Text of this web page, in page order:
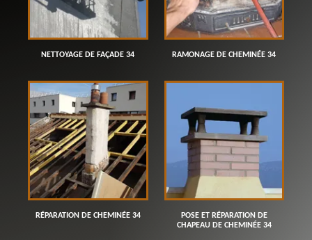
NETTOYAGE DE FAÇADE 34 RAMONAGE DE CHEMINÉE 34
RÉPARATION DE CHEMINÉE 34
POSE ET RÉPARATION DE
CHAPEAU DE CHEMINÉE 34